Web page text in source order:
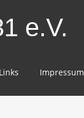
e.V.
Links Impressum